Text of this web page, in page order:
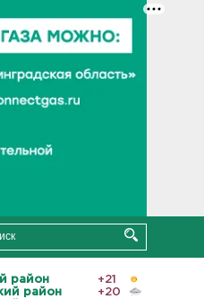
район
+21
район
+20